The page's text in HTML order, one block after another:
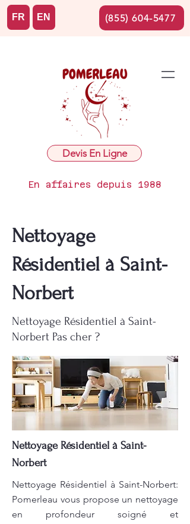
Devis En Ligne
En affaires depuis 1988
FR EN (855) 604-5477
Nettoyage
Résidentiel à Saint-
Norbert
Nettoyage Résidentiel à Saint-
Norbert Pas cher ?
Nettoyage Résidentiel à Saint-
Norbert
Nettoyage Résidentiel à Saint-Norbert:
Pomerleau vous propose un nettoyage
en profondeur soigné et